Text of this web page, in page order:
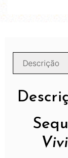
Descrição